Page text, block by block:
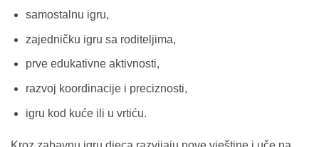
samostalnu igru,
zajedničku igru sa roditeljima,
prve edukativne aktivnosti,
razvoj koordinacije i preciznosti,
igru kod kuće ili u vrtiću.